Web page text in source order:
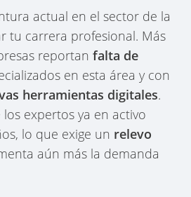
actual en el sector de la
tu carrera profesional. Más
reportanfalta de
en esta área y con
herramientas digitales.
los expertos ya en activo
lo que exige un relevo
aún más la demanda